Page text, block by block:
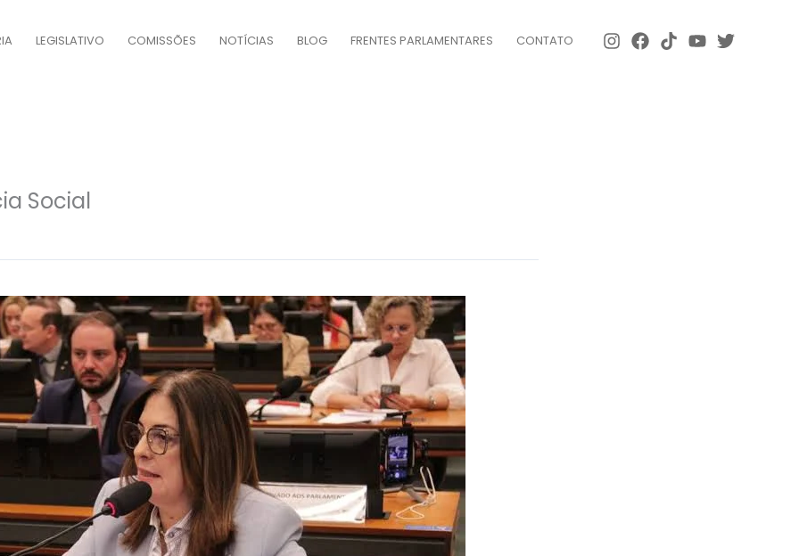
LEGISLATIVO COMISSÕES NOTÍCIAS BLOG FRENTES PARLAMENTARES CONTATO
Social